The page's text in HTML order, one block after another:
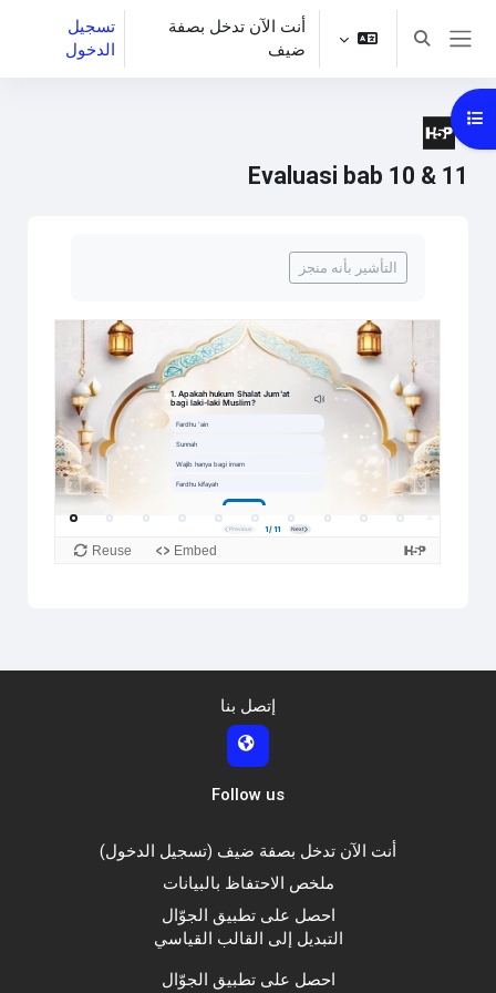
تخطى إلى المحتوى الرئيسي
تبديل إدخال البحث
أنت الآن تدخل بصفة
ضيف
تسجيل
الدخول
Evaluasi bab 10 & 11
فتح فهرس المقرر
التأشير بأنه منجز
إتصل بنا
Follow us
أنت الآن تدخل بصفة ضيف (تسجيل الدخول)
ملخص الاحتفاظ بالبيانات
احصل على تطبيق الجوّال
التبديل إلى القالب القياسي
احصل على تطبيق الجوّال